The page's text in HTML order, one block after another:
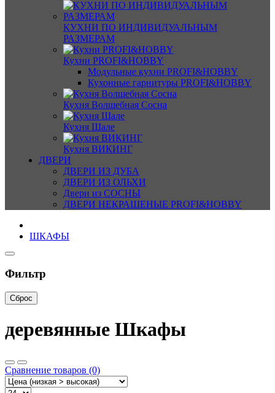
КУХНИ ПО ИНДИВИДУАЛЬНЫМ
РАЗМЕРАМ
Кухни PROFI&HOBBY
Модульные кухни PROFI&HOBBY
Кухонные гарнитуры PROFI&HOBBY
Кухня Волшебная Сосна
Кухня Шале
Кухня ВИКИНГ
ДВЕРИ
ДВЕРИ ИЗ ДУБА
ДВЕРИ ИЗ ОЛЬХИ
Двери из СОСНЫ
ДВЕРИ НЕКРАШЕНЫЕ PROFI&HOBBY
ШКАФЫ
Фильтр
Сброс
деревянные Шкафы
Сравнение товаров (0)